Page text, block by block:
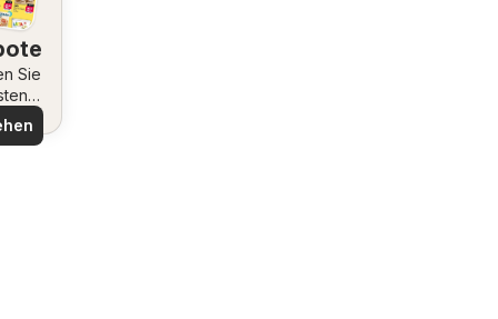
Sie